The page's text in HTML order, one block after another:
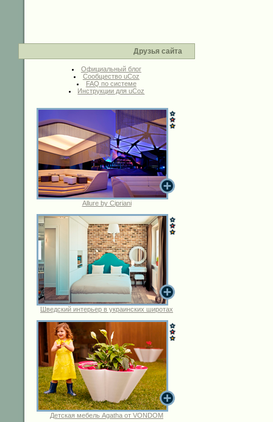
Друзья сайта
Официальный блог
Сообщество uCoz
FAQ по системе
Инструкции для uCoz
Allure by Cipriani
Шведский интерьер в украинских широтах
Детская мебель Agatha от VONDOM